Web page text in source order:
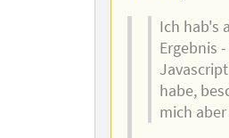
Ich hab's
Ergebnis
habe,
mich aber